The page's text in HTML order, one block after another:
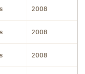
2008
2008
2008